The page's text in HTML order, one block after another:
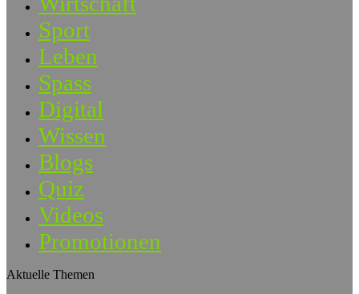
Sport
Leben
Spass
Digital
Wissen
Blogs
Quiz
Videos
Promotionen
Aktuelle Themen